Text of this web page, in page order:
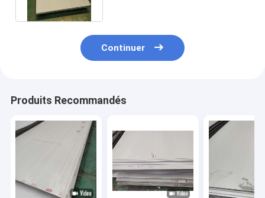
Continuer
Produits Recommandés